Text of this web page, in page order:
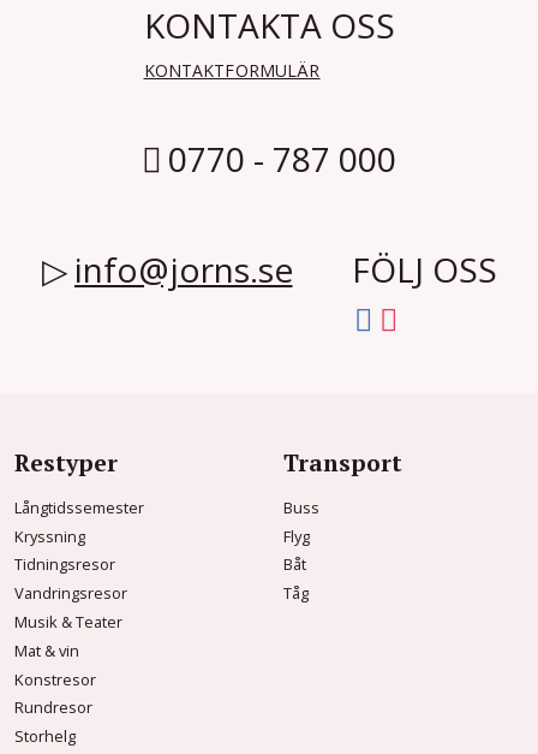
KONTAKTA OSS
KONTAKTFORMULÄR
0770 - 787 000
info@jorns.se FÖLJ OSS
Restyper
Långtidssemester
Kryssning
Tidningsresor
Vandringsresor
Musik & Teater
Mat & vin
Konstresor
Rundresor
Storhelg
Transport
Buss
Flyg
Båt
Tåg